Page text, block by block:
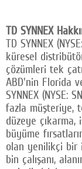
TD SYNNEX
TD SYNNEX
küresel
çözümleri tek
ABD'nin Florida
SYNNEX (NYSE:
fazla müşteriye,
düzeye
büyüme
olan yenilikçi bir
bin çalışanı,